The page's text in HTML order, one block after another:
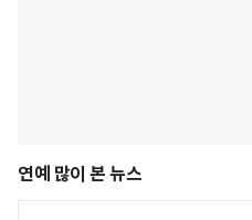
연예 많이 본 뉴스